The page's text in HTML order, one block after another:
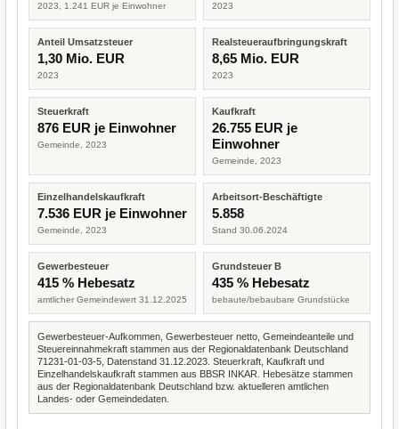
2023, 1.241 EUR je Einwohner 2023
Anteil Umsatzsteuer
1,30 Mio. EUR
2023
Realsteueraufbringungskraft
8,65 Mio. EUR
2023
Steuerkraft
876 EUR je Einwohner
Gemeinde, 2023
Kaufkraft
26.755 EUR je
Einwohner
Gemeinde, 2023
Einzelhandelskaufkraft
7.536 EUR je Einwohner
Gemeinde, 2023
Arbeitsort-Beschäftigte
5.858
Stand 30.06.2024
Gewerbesteuer
415 % Hebesatz
amtlicher Gemeindewert 31.12.2025
Grundsteuer B
435 % Hebesatz
bebaute/bebaubare Grundstücke
Gewerbesteuer-Aufkommen, Gewerbesteuer netto, Gemeindeanteile und
Steuereinnahmekraft stammen aus der Regionaldatenbank Deutschland
71231-01-03-5, Datenstand 31.12.2023. Steuerkraft, Kaufkraft und
Einzelhandelskaufkraft stammen aus BBSR INKAR. Hebesätze stammen
aus der Regionaldatenbank Deutschland bzw. aktuelleren amtlichen
Landes- oder Gemeindedaten.